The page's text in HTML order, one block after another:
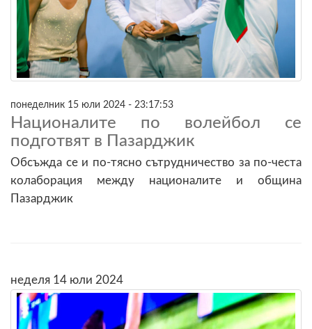
понеделник 15 юли 2024 - 23:17:53
Националите по волейбол се
подготвят в Пазарджик
Обсъжда се и по-тясно сътрудничество за по-честа
колаборация между националите и община
Пазарджик
неделя 14 юли 2024